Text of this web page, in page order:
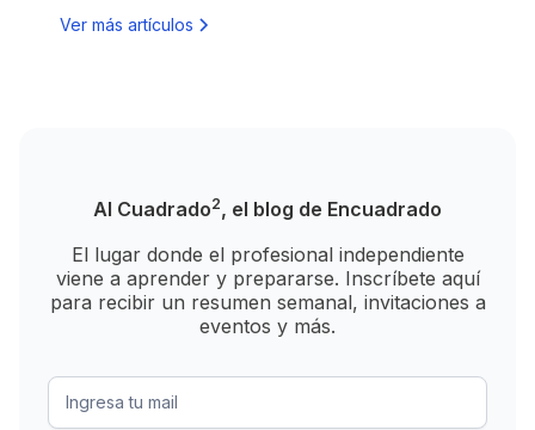
Ver más artículos
Al Cuadrado2, el blog de Encuadrado
El lugar donde el profesional independiente
viene a aprender y prepararse. Inscríbete aquí
para recibir un resumen semanal, invitaciones a
eventos y más.